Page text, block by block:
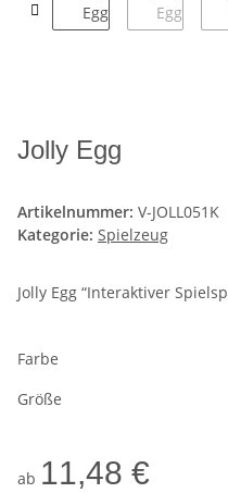
Jolly Egg
Artikelnummer: V-JOLL051K
Kategorie: Spielzeug
Jolly Egg “Interaktiver
Farbe
Größe
ab 11,48 €